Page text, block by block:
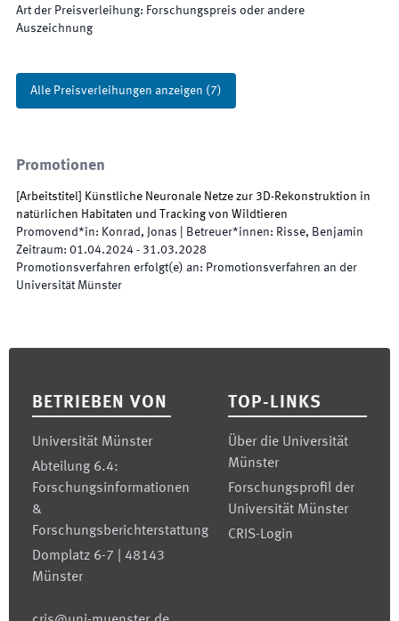
Art der Preisverleihung: Forschungspreis oder andere
Auszeichnung
Alle Preisverleihungen anzeigen (7)
Promotionen
Arbeitstitel
Künstliche Neuronale Netze zur 3D-Rekonstruktion in
natürlichen Habitaten und Tracking von Wildtieren
Promovend*in: Konrad, Jonas Betreuer*innen: Risse, Benjamin
Zeitraum: 01.04.2024 - 31.03.2028
Promotionsverfahren erfolgt(e) an: Promotionsverfahren an der
Universität Münster
BETRIEBEN VON
Universität Münster
Abteilung 6.4:
Forschungsinformationen
&
Forschungsberichterstattung
Domplatz 6-7 | 48143
Münster
TOP-LINKS
Über die Universität
Münster
Forschungsprofil der
Universität Münster
CRIS-Login